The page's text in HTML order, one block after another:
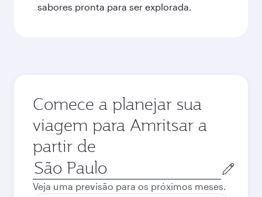
sabores pronta para ser explorada.
Comece a planejar sua
viagem para Amritsar a
partir de
Cidade
de
origem
Veja uma previsão para os próximos meses.